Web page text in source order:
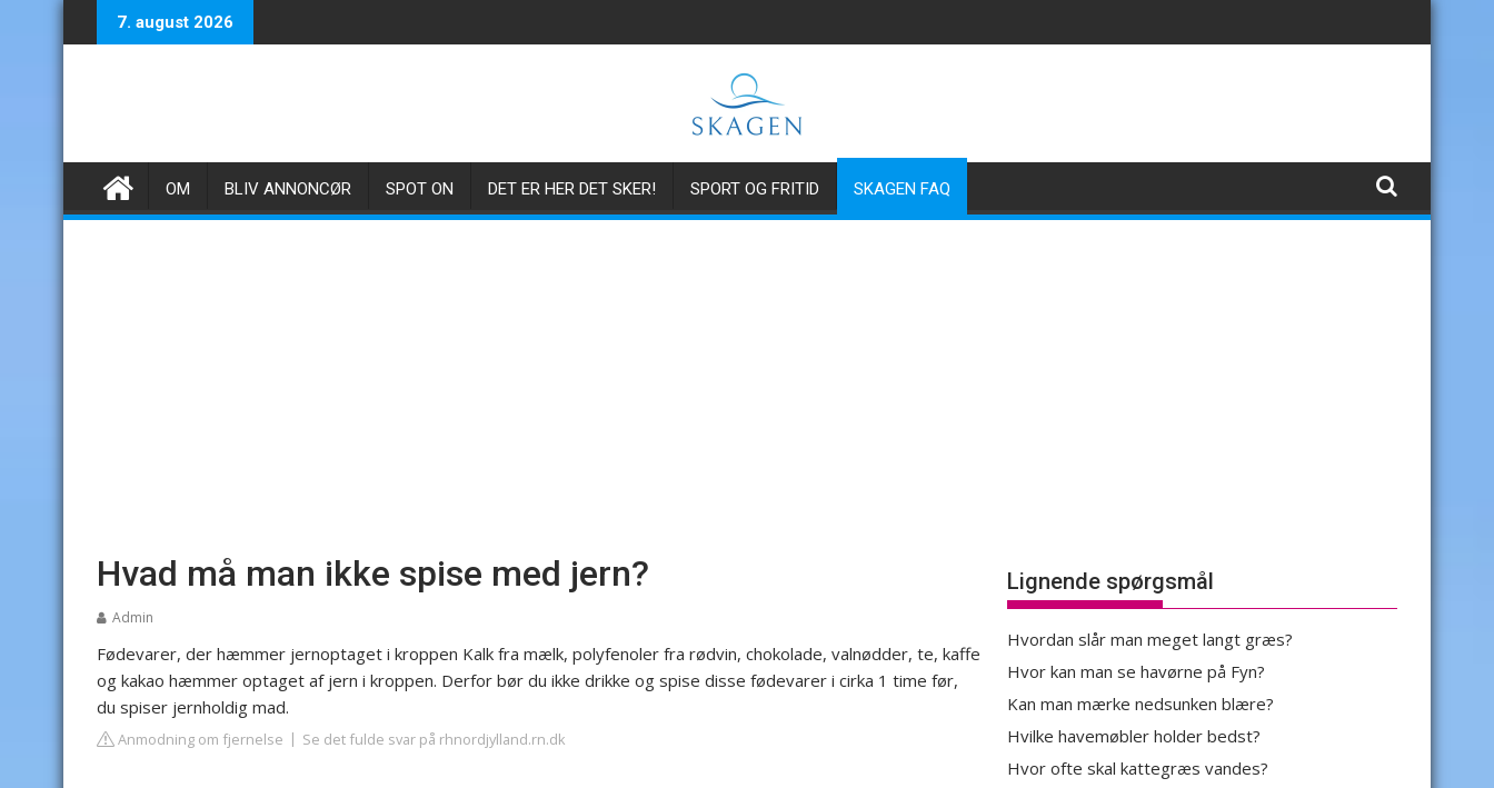
to
7. august 2026
OM BLIV ANNONCØR SPOT ON DET ER HER DET SKER! SPORT OG FRITID SKAGEN FAQ
Hvad må man ikke spise med jern?
Admin
Fødevarer, der hæmmer jernoptaget i kroppen Kalk fra mælk, polyfenoler fra rødvin, chokolade, valnødder, te, kaffe
og kakao hæmmer optaget af jern i kroppen. Derfor bør du ikke drikke og spise disse fødevarer i cirka 1 time før,
du spiser jernholdig mad.
Anmodning om fjernelse Se det fulde svar på rhnordjylland.rn.dk
Lignende spørgsmål
Hvordan slår man meget langt græs?
Hvor kan man se havørne på Fyn?
Kan man mærke nedsunken blære?
Hvilke havemøbler holder bedst?
Hvor ofte skal kattegræs vandes?